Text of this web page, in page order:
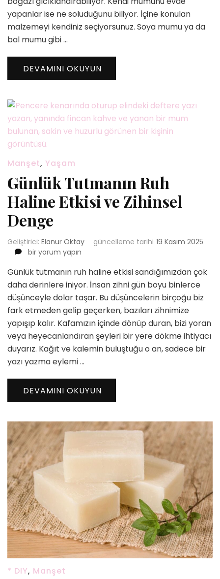
için
yapanlar ise ne soluduğunu biliyor. İçine konulan
malzemeyi kendiniz seçiyorsunuz. Soya mumu ya da
bal mumu gibi …
DEVAMINI OKUYUN
Manşet, Yaşam
Günlük Tutmanın Ruh
Haline Etkisi ve Zihinsel
Denge
Geliştirici: Elanur Oktay güncelleme tarihi 19 Kasım 2025
Günlük
Ruh
Haline
ve
Zihinsel
Denge
için
bir yorum yapın
Günlük tutmanın ruh haline etkisi sandığımızdan çok
daha derinlere iniyor. İnsan zihni gün boyu binlerce
düşünceyle dolar taşar. Bu düşüncelerin birçoğu biz
fark etmeden gelip geçerken, bazıları zihnimize
yapışıp kalır. Kafamızın içinde dönüp duran, bizi yoran
veya heyecanlandıran şeyleri bir yere dökme ihtiyacı
duyarız. Kağıt ve kalemin buluştuğu o an, sadece bir
yazı yazma eylemi …
DEVAMINI OKUYUN
* DIY, Manşet